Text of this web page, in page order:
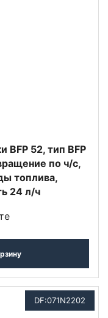
BFP 52, тип BFP
по ч/с,
топлива,
24 л/ч
DF:071N2202